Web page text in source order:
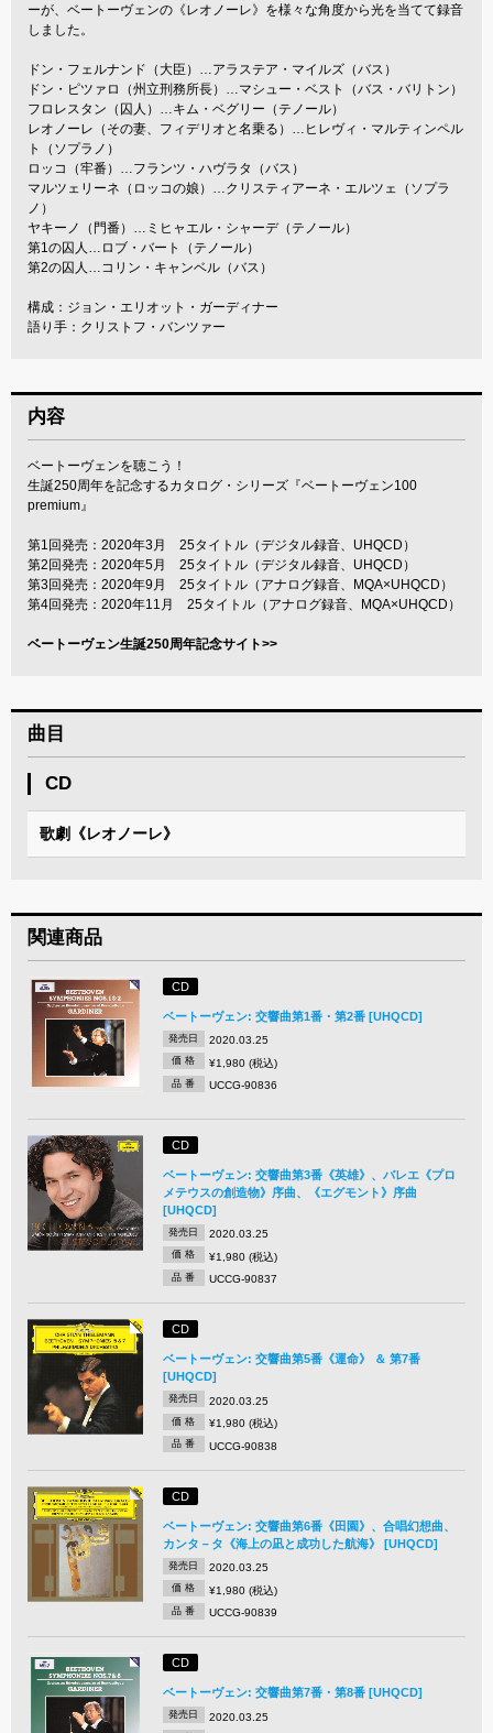
ーが、ベートーヴェンの《レオノーレ》を様々な角度から光を当てて録音
しました。
ドン・フェルナンド（大臣）…アラステア・マイルズ（バス）
ドン・ピツァロ（州立刑務所長）…マシュー・ベスト（バス・バリトン）
フロレスタン（囚人）…キム・ベグリー（テノール）
レオノーレ（その妻、フィデリオと名乗る）…ヒレヴィ・マルティンペル
ト（ソプラノ）
ロッコ（牢番）…フランツ・ハヴラタ（バス）
マルツェリーネ（ロッコの娘）…クリスティアーネ・エルツェ（ソプラ
ノ）
ヤキーノ（門番）…ミヒャエル・シャーデ（テノール）
第1の囚人…ロブ・バート（テノール）
第2の囚人…コリン・キャンベル（バス）
構成：ジョン・エリオット・ガーディナー
語り手：クリストフ・バンツァー
内容
ベートーヴェンを聴こう！
生誕250周年を記念するカタログ・シリーズ『ベートーヴェン100
premium』
第1回発売：2020年3月 25タイトル（デジタル録音、UHQCD）
第2回発売：2020年5月 25タイトル（デジタル録音、UHQCD）
第3回発売：2020年9月 25タイトル（アナログ録音、MQA×UHQCD）
第4回発売：2020年11月 25タイトル（アナログ録音、MQA×UHQCD）
ベートーヴェン生誕250周年記念サイト>>
曲目
CD
歌劇《レオノーレ》
関連商品
CD
ベートーヴェン: 交響曲第1番・第2番 [UHQCD]
発売日 2020.03.25
価 格 ¥1,980 (税込)
品 番 UCCG-90836
CD
ベートーヴェン: 交響曲第3番《英雄》、バレエ《プロ
メテウスの創造物》序曲、《エグモント》序曲
[UHQCD]
発売日 2020.03.25
価 格 ¥1,980 (税込)
品 番 UCCG-90837
CD
ベートーヴェン: 交響曲第5番《運命》 ＆ 第7番
[UHQCD]
発売日 2020.03.25
価 格 ¥1,980 (税込)
品 番 UCCG-90838
CD
ベートーヴェン: 交響曲第6番《田園》、合唱幻想曲、
カンタ－タ《海上の凪と成功した航海》 [UHQCD]
発売日 2020.03.25
価 格 ¥1,980 (税込)
品 番 UCCG-90839
CD
ベートーヴェン: 交響曲第7番・第8番 [UHQCD]
発売日 2020.03.25